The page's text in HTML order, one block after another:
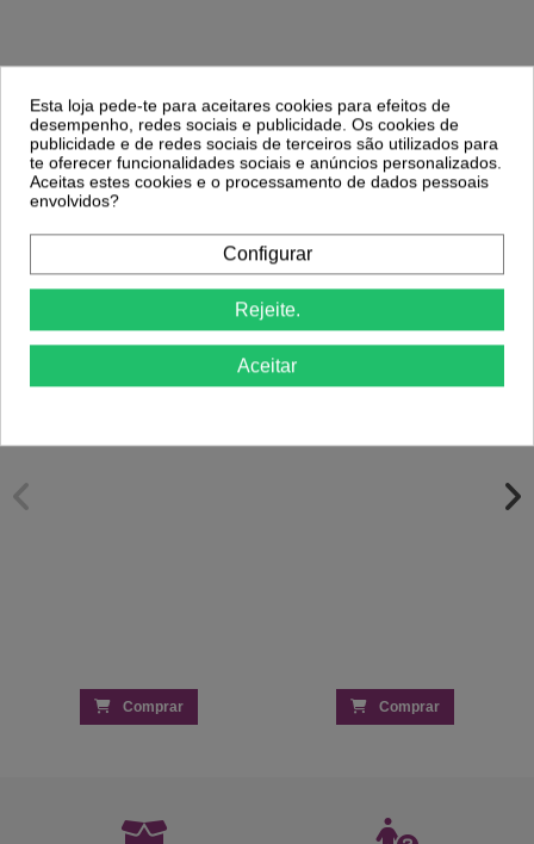
Comprar Comprar
Clientes Que Compraram Este
Produto Também Compraram:
-30%
2,17 €
Comprar
-25%
Maria Estrela Ouro Verniz Gel 15ml
Inocos
Comprar
Esta loja pede-te para aceitares cookies para efeitos de
desempenho, redes sociais e publicidade. Os cookies de
publicidade e de redes sociais de terceiros são utilizados para
te oferecer funcionalidades sociais e anúncios personalizados.
Aceitas estes cookies e o processamento de dados pessoais
envolvidos?
Configurar
Rejeite.
Aceitar